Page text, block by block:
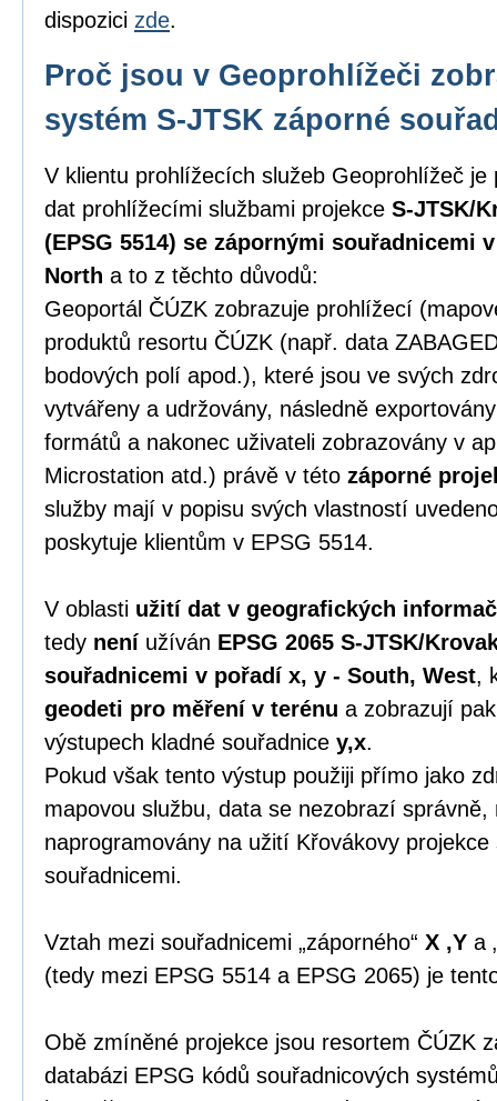
dispozici zde.
Proč jsou v Geoprohlížeči
systém S-JTSK záporné
V klientu prohlížecích služeb Geoprohlížeč je
dat prohlížecími službami projekce S-JTSK/
(EPSG 5514) se zápornými souřadnicemi
North a to z těchto důvodů:
Geoportál ČÚZK zobrazuje prohlížecí
produktů resortu ČÚZK (např. data
bodových polí apod.), které jsou ve svých
vytvářeny a udržovány, následně
formátů a nakonec uživateli zobrazovány v
Microstation atd.) právě v této záporné
služby mají v popisu svých vlastností
poskytuje klientům v EPSG 5514.
V oblasti užití dat v geografických
tedy není užíván EPSG 2065 S-JTSK/
souřadnicemi v pořadí x, y - South, West,
geodeti pro měření v terénu a zobrazují
výstupech kladné souřadnice y,x.
Pokud však tento výstup použiji přímo jako
mapovou službu, data se nezobrazí
naprogramovány na užití Křovákovy projekce
souřadnicemi.
Vztah mezi souřadnicemi „záporného“ X ,Y a
(tedy mezi EPSG 5514 a EPSG 2065) je
Obě zmíněné projekce jsou resortem ČÚZK
databázi EPSG kódů souřadnicových